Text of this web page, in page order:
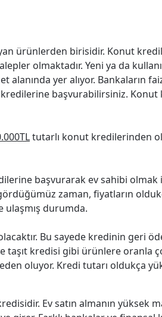
ürünlerden birisidir. Konut
olmaktadır. Yeni ya da
yer alıyor. Bankaların
başvurabilirsiniz.
tutarlı konut kredilerinden
başvurarak ev sahibi olmak
zaman, fiyatların
ulaşmış durumda.
Bu sayede kredinin geri
kredisi gibi ürünlere oranla
oluyor. Kredi tutarı oldukça
Ev satın almanın yüksek